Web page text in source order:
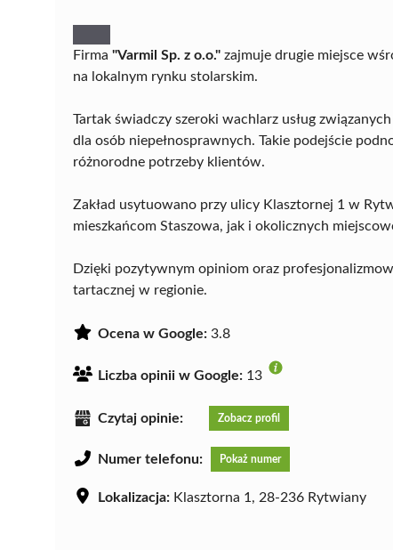
Firma "Varmil Sp. z o.o." zajmuje drugie miejsce
na lokalnym rynku stolarskim.
Tartak świadczy szeroki wachlarz usług
dla osób niepełnosprawnych. Takie podejście
różnorodne potrzeby klientów.
Zakład usytuowano przy ulicy Klasztornej 1 w
mieszkańcom Staszowa, jak i okolicznych
Dzięki pozytywnym opiniom oraz
tartacznej w regionie.
Ocena w Google: 3.8
Liczba opinii w Google: 13
Czytaj opinie: Zobacz profil
Numer telefonu: Pokaż numer
Lokalizacja: Klasztorna 1, 28-236 Rytwiany